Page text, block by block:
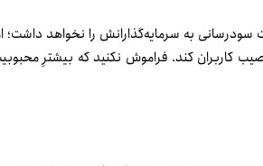
به سرمایه‌­گذارانش را نخواهد داشت؛
کاربران کند. فراموش نکنید که بیشترِ